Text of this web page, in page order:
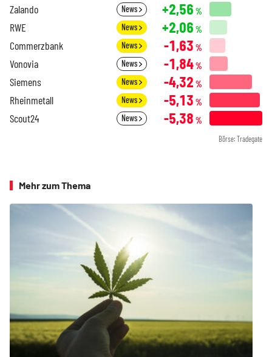
Zalando News +2,56 %
RWE News +2,06 %
Commerzbank News -1,63 %
Vonovia News -1,84%
Siemens News -4,32 %
Rheinmetall News -5,13 %
Scout24 News -5,38 %
Börse: Tradegate
Mehr zum Thema